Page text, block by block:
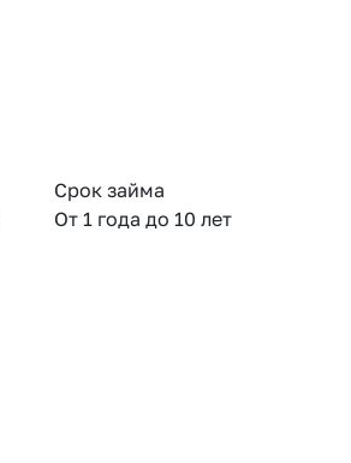
Срок займа
От 1 года до 10 лет